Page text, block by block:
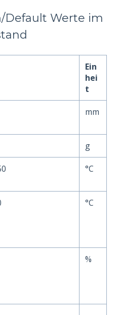
Default Werte im
Ein
hei
t
mm
g
°C
°C
%